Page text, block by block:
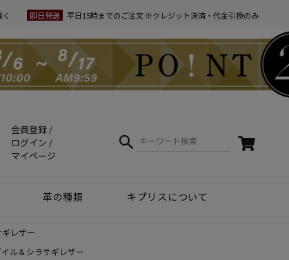
即日発送 平日15時までのご注文 ※クレジット決済・代金引換のみ
会員登録
ログイン
マイページ
革の種類
キプリスについて
レザー
ル＆シラサギレザー